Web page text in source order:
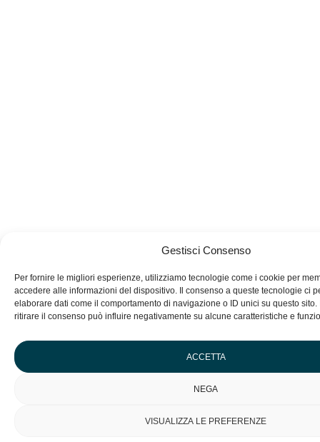
Gestisci Consenso
Per fornire le migliori esperienze, utilizziamo tecnologie come i cookie per
accedere alle informazioni del dispositivo. Il consenso a queste tecnologie ci
elaborare dati come il comportamento di navigazione o ID unici su questo
ritirare il consenso può influire negativamente su alcune caratteristiche e
ACCETTA
NEGA
VISUALIZZA LE PREFERENZE